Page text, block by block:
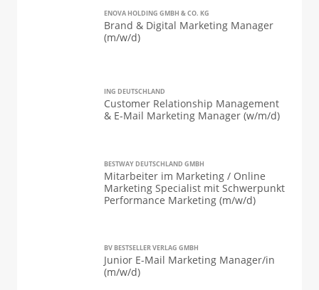
ENOVA HOLDING GMBH & CO. KG
Brand & Digital Marketing Manager
(m/w/d)
ING DEUTSCHLAND
Customer Relationship Management
& E-Mail Marketing Manager (w/m/d)
BESTWAY DEUTSCHLAND GMBH
Mitarbeiter im Marketing / Online
Marketing Specialist mit Schwerpunkt
Performance Marketing (m/w/d)
BV BESTSELLER VERLAG GMBH
Junior E-Mail Marketing Manager/in
(m/w/d)